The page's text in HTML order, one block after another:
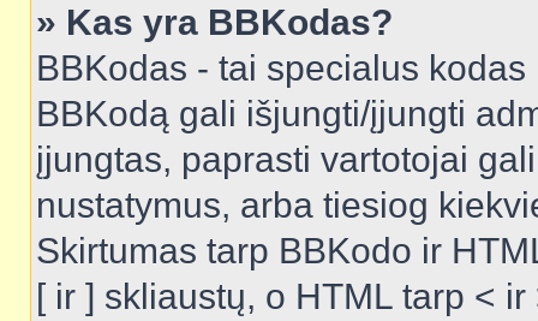
» Kas yra BBKodas?
BBKodas - tai specialus
BBKodą gali išjungti/įjungti
įjungtas, paprasti vartotojai
nustatymus, arba tiesiog
Skirtumas tarp BBKodo ir
[ ir ] skliaustų, o HTML tarp <